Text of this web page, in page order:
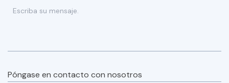
Póngase en contacto con nosotros